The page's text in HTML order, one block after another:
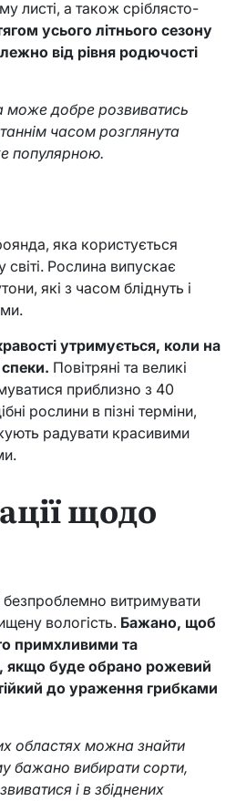
листі, а також сріблясто-
усього літнього сезону
від рівня родючості
може добре розвиватись
часом розглянута
популярною.
яка користується
Рослина випускає
які з часом бліднуть і
утримується, коли на
Повітряні та великі
приблизно з 40
рослини в пізні терміни,
радувати красивими
щодо
витримувати
вологість. Бажано, щоб
примхливими та
буде обрано рожевий
до ураження грибками
областях можна знайти
бажано вибирати сорти,
і в збіднених